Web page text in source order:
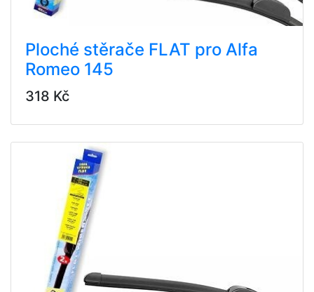
Ploché stěrače FLAT pro Alfa
Romeo 145
318 Kč